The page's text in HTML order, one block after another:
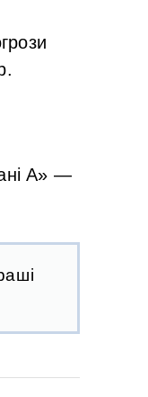
А» —